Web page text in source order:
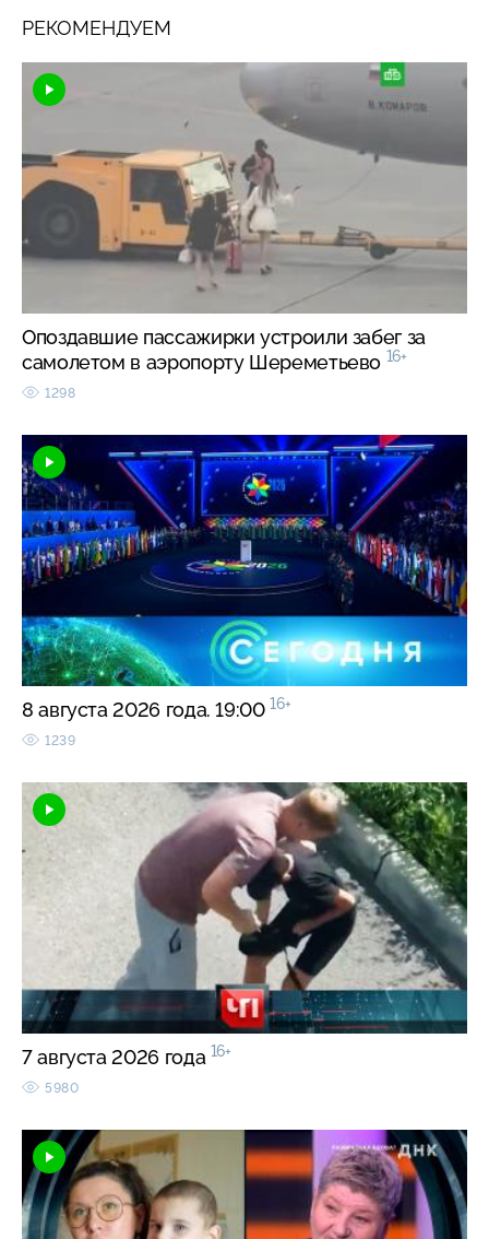
РЕКОМЕНДУЕМ
Опоздавшие пассажирки устроили забег за
самолетом в аэропорту Шереметьево 16+
1298
8 августа 2026 года. 19:00 16+
1239
7 августа 2026 года 16+
5980